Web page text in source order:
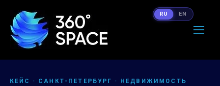
КЕЙС · САНКТ-ПЕТЕРБУРГ · НЕДВИЖИМОСТЬ
RU EN